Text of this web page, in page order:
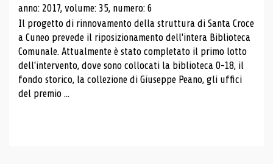
anno: 2017, volume: 35, numero: 6
Il progetto di rinnovamento della struttura di Santa Croce
a Cuneo prevede il riposizionamento dell'intera Biblioteca
Comunale. Attualmente è stato completato il primo lotto
dell'intervento, dove sono collocati la biblioteca 0-18, il
fondo storico, la collezione di Giuseppe Peano, gli uffici
del premio ...